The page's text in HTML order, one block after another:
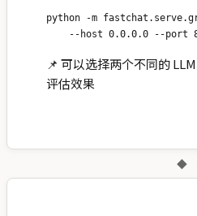
python -m
📌 可以选择两个不同的
评估效果
◆